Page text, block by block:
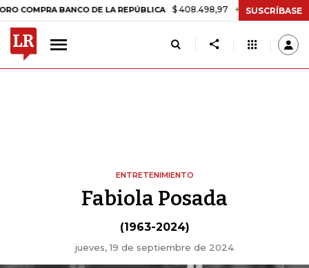
BANCO DE LA REPÚBLICA $ 408.498,97 +$ 8.753,81 +2,19%
SUSCRÍBASE
ENTRETENIMIENTO
Fabiola Posada
(1963-2024)
jueves, 19 de septiembre de 2024